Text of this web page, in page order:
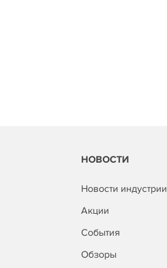
НОВОСТИ
Новости индустрии
Акции
События
Обзоры